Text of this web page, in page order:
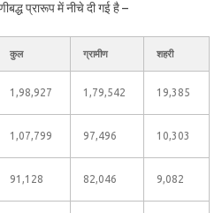
प्रारूप में नीचे दी गई है –
कुल ग्रामीण शहरी
1,98,927 1,79,542 19,385
1,07,799 97,496 10,303
91,128 82,046 9,082